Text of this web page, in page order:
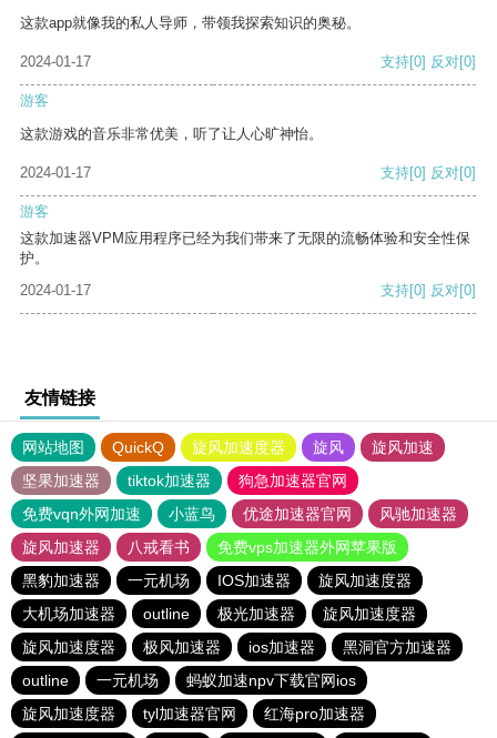
这款app就像我的私人导师，带领我探索知识的奥秘。
2024-01-17 支持[0] 反对[0]
游客
这款游戏的音乐非常优美，听了让人心旷神怡。
2024-01-17 支持[0] 反对[0]
游客
这款加速器VPM应用程序已经为我们带来了无限的流畅体验和安全性保
护。
2024-01-17
支持[0] 反对[0]
友情链接
网站地图 QuickQ 旋风加速度器 旋风
旋风加速
坚果加速器
tiktok加速器
狗急加速器官网
免费vqn外网加速
小蓝鸟 优途加速器官网
风驰加速器
旋风加速器
八戒看书
免费vps加速器外网苹果版
黑豹加速器
一元机场 IOS加速器
旋风加速度器
大机场加速器
outline 极光加速器
旋风加速度器
旋风加速度器
极风加速器 ios加速器
黑洞官方加速器
outline
一元机场
蚂蚁加速npv下载官网ios
旋风加速度器
tyl加速器官网 红海pro加速器